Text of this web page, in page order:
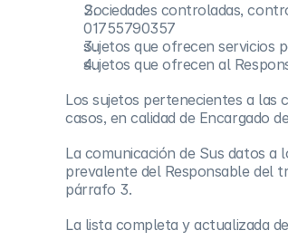
Sociedades controladas,
01755790357
sujetos que ofrecen servicios
sujetos que ofrecen al
Los sujetos pertenecientes a las
casos, en calidad de Encargado
La comunicación de Sus datos a
prevalente del Responsable del
párrafo 3.
La lista completa y actualizada